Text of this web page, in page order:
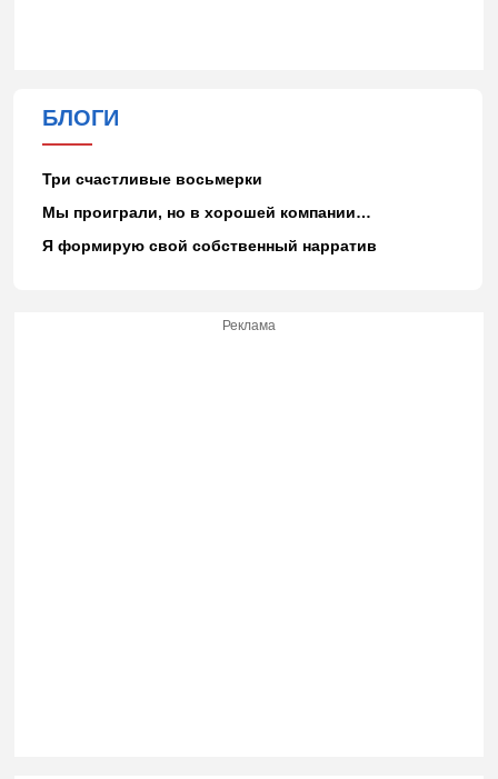
БЛОГИ
Три счастливые восьмерки
Мы проиграли, но в хорошей компании…
Я формирую свой собственный нарратив
Реклама